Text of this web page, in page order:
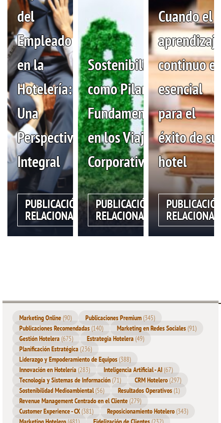
del
Empleado
en la
Hotelería:
Una
Perspectiva
Integral
PUBLICACIÓN
RELACIONADA
Sostenibilidad
como Pilar
Fundamental
en los Viajes
Corporativos
PUBLICACIÓN
RELACIONADA
Cuando el
continuo es
esencial
para el
éxito de su
hotel
Marketing Online(90) Publicaciones Premium(345)
Publicaciones Recomendadas(140) Marketing en Redes Sociales(91)
Gestión Hotelera(675) Estrategia Hotelera(49)
Planificación Estratégica(236)
Liderazgo y Empoderamiento de Equipos(388)
Innovación en Hotelería(283) Inteligencia Artificial - AI(67)
Tecnología y Sistemas de Información(71) CRM Hotelero(297)
Sostenibilidad Medioambiental(56) Resultados Operativos(1)
Revenue Management Centrado en el Cliente(279)
Customer Experience - CX(381) Reposicionamiento Hotelero(343)